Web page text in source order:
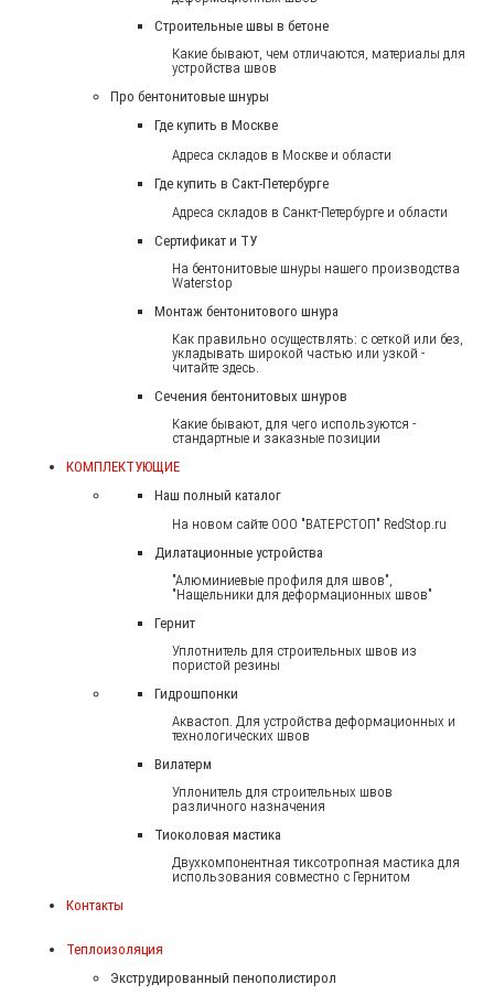
Строительные швы в бетоне
Какие бывают, чем отличаются, материалы для
устройства швов
Про бентонитовые шнуры
Где купить в Москве
Адреса складов в Москве и области
Где купить в Сакт-Петербурге
Адреса складов в Санкт-Петербурге и области
Сертификат и ТУ
На бентонитовые шнуры нашего производства
Waterstop
Монтаж бентонитового шнура
Как правильно осуществлять: с сеткой или без,
укладывать широкой частью или узкой -
читайте здесь.
Сечения бентонитовых шнуров
Какие бывают, для чего используются -
стандартные и заказные позиции
КОМПЛЕКТУЮЩИЕ
Наш полный каталог
На новом сайте ООО "ВАТЕРСТОП" RedStop.ru
Дилатационные устройства
"Алюминиевые профиля для швов",
"Нащельники для деформационных швов"
Гернит
Уплотнитель для строительных швов из
пористой резины
Гидрошпонки
Аквастоп. Для устройства деформационных и
технологических швов
Вилатерм
Уплонитель для строительных швов
различного назначения
Тиоколовая мастика
Двухкомпонентная тиксотропная мастика для
использования совместно с Гернитом
Контакты
Теплоизоляция
Экструдированный пенополистирол